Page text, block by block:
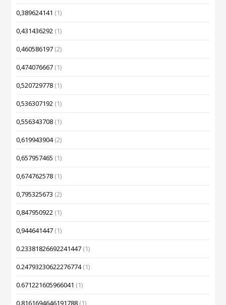
0,389624141 (1)
0,431436292 (1)
0,460586197 (2)
0,474076667 (1)
0,520729778 (1)
0,536307192 (1)
0,556343708 (1)
0,619943904(2)
0,657957465 (1)
0,674762578 (1)
0,795325673 (2)
0,847950922 (1)
0,944641447 (1)
0.23381826692241447 (1)
0.24793230622276774(1)
0.671221605966041 (1)
0.8161694646191788 (1)